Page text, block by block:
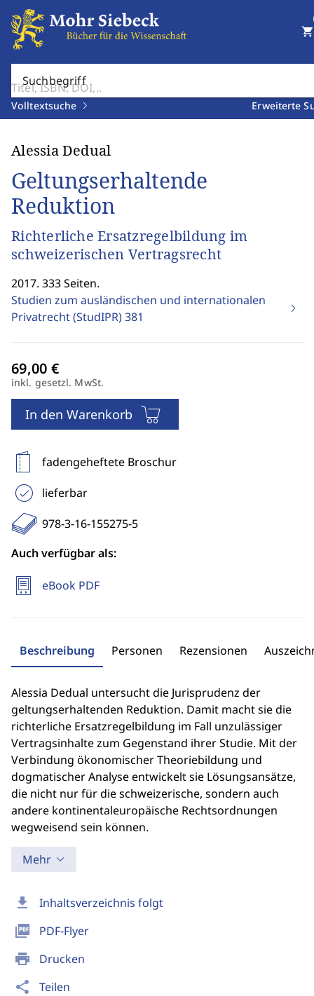
Suchbegriff
Volltextsuche Erweiterte
shopping_cart
download Inhaltsverzeichnis folgt
picture_as_pdf PDF-Flyer
print Drucken
share Teilen
Alessia Dedual
Geltungserhaltende
Reduktion
Richterliche Ersatzregelbildung im
schweizerischen Vertragsrecht
2017. 333 Seiten.
Studien zum ausländischen und internationalen
Privatrecht (StudIPR)381
inkl. gesetzl. MwSt.
In den Warenkorb
fadengeheftete Broschur
lieferbar
978-3-16-155275-5
Auch verfügbar als:
eBook PDF
Beschreibung Personen Rezensionen
Alessia Dedual untersucht die Jurisprudenz der
geltungserhaltenden Reduktion. Damit macht sie die
richterliche Ersatzregelbildung im Fall unzulässiger
Vertragsinhalte zum Gegenstand ihrer Studie. Mit der
Verbindung ökonomischer Theoriebildung und
dogmatischer Analyse entwickelt sie Lösungsansätze,
die nicht nur für die schweizerische, sondern auch
andere kontinentaleuropäische Rechtsordnungen
wegweisend sein können.
Mehr